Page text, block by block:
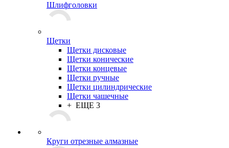
Шлифголовки
Щетки
Щетки дисковые
Щетки конические
Щетки концевые
Щетки ручные
Щетки цилиндрические
Щетки чашечные
+ ЕЩЕ 3
Круги отрезные алмазные